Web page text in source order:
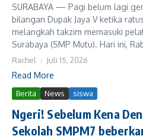
SURABAYA — Pagi belum lagi
bilangan Dupak Jaya V ketika
melangkah takzim memasuki
Surabaya (SMP Mutu). Hari ini,
Rachel Juli 15, 2026
Read More
Berita News siswa
Ngeri! Sebelum Kena
Sekolah SMPM7